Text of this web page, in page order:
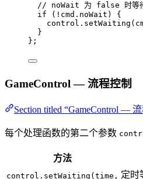
// noWait 为 false 时等待
if
( ! cmd . noWait )
{
control . setWaiting
}
} ;
GameControl — 流程控制
Section titled “GameControl —
每个处理函数的第二个参数
方法
control.setWaiting(time, 定时